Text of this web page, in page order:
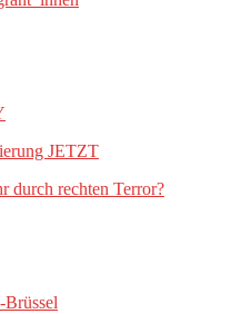
JETZT
durch rechten Terror?